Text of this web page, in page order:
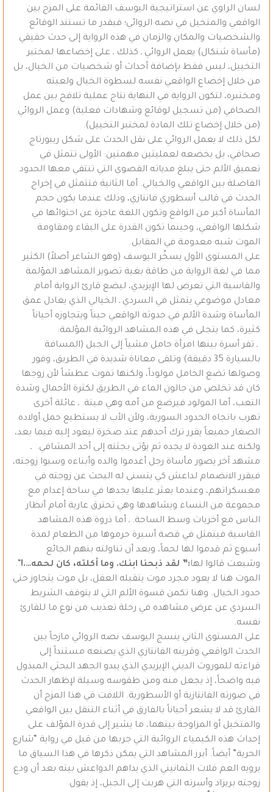
لسان الراوي عن استراتيجية اليوسف القائمة على المزج بين
الواقعي والمتخيل في نصه الروائي؛ فبقدر ما تستند الوقائع
والشخصيات والمكان والزمان في هذه الرواية إلى حدث حقيقي
(مأساة شنكال) يعمل الروائي ـ كذلك ـ على إخضاعها لمختبر
التخييل، ليس فقط بإضافة أحداث أو شخصيات من الخيال، بل
من خلال إخضاع الواقعي نفسه لسطوة الخيال ولعبته
ومختبره، لتكون الرواية في النهاية نتاج عملية تلاقح بين عمل
الصحافي (من تسجيل لوقائع وشهادات فعلية) وعمل الروائي
(من خلال إخضاع تلك المادة لمختبر التخييل).
لكل ذلك لا يعمل الروائي على نقل الحدث على شكل ريبورتاج
صحافي، بل يخضعه لعمليتين مهمتين: الأولى تتمثل في
تعميق الألم حتى يبلغ مدياته القصوى التي تنتفي معها الحدود
الفاصلة بين الواقعي والخيالي. أما الثانية فتتمثل في إخراج
الحدث في قالب أسطوري فانتازي، وذلك عندما يكون حجم
المأساة أكبر من الواقع وتكون اللغة عاجزة عن احتوائها في
شكلها الواقعي، وحينما تكون القدرة على البقاء ومقاومة
الموت شبه معدومة في المقابل.
على المستوى الأول يسخّر اليوسف (وهو الشاعر أصلاً) الكثير
مما في لغة الرواية من طاقة بغية تصوير المشاهد المؤلمة
والقاسية التي تعرض لها الإيزيدي، ليضع قارئ الرواية أمام
معادل موضوعي يتمثل في السردي ـ الخيالي الذي يعادل عمق
المأساة وشدة الألم في حدوثه الواقعي حيناً ويتجاوزه أحياناً
كثيرة، كما يتجلى في هذه المشاهد الروائية المؤلمة:
ـ تفر أسرة بينها امرأة حامل مشياً إلى الجبل (المسافة
بالسيارة 35 دقيقة) وتلقى معاناة شديدة في الطريق، وفور
وصولها تضع الحامل مولوداً، ولكنها تموت عطشاً لأن زوجها
كان قد تخلص من جالون الماء في الطريق لكثرة الأحمال وشدة
التعب، أما المولود فيرضع من أمه وهي ميتة. ـ عائلة أخرى
تهرب باتجاه الحدود السورية، ولأن الأب لا يستطيع حمل أولاده
الصغار جميعاً يقرر ترك أحدهم عند صخرة ليعود إليه فيما بعد،
ولكنه عند العودة لا يجده ثم يؤتى بجثته إلى أحد المشافي. ـ
مشهد آخر يصور مأساة رجل أعدموا والده وأبناءه وسبوا زوجته،
فيقرر الانضمام لداعش كي يتسنى له البحث عن زوجته في
معسكراتهم، وعندما يعثر عليها يجدها في ساحة إعدام مع
مجموعة من النساء ويشاهدها وهي تحترق عارية أمام أنظار
الناس مع أخريات وسط الساحة. ـ أما ذروة هذه المشاهد
القاسية فيتمثل في قصة أسيرة حرموها من الطعام لمدة
أسبوع ثم قدموا لها لحماً، وبعد أن تناولته بنهم الجائع
وشبعت قالوا لها:” لقد ذبحنا ابنك. وما أكلته، كان لحمه….! “.
الموت هنا لا يعود مجرد موت يتقبله العقل، بل موت يتجاوز حتى
حدود الخيال. وهنا تكمن قسوة الألم التي لا يتوقف الشريط
السردي عن عرض مشاهده في رحلة تعذيب من نوع ما للقارئ
نفسه.
على المستوى الثاني ينسج اليوسف نصه الروائي مازجاً بين
الحدث الواقعي وقرينه الفانتازي الذي يصنعه مستنداً إلى
قراءته للموروث الديني الإيزيدي الذي يبدو الجهد البحثي المبذول
فيه واضحاً، إذ يجعل منه ومن طقوسه وسيلة لإظهار الحدث
في صورته الفانتازية أو الأسطورية. اللافت في هذا المزج أن
القارئ قد لا يشعر أحياناً بالفارق في أثناء التنقل بين الواقعي
والمتخيل أو المزاوجة بينهما، ما يشير إلى قدرة المؤلف على
إحداث هذه الكيمياء الروائية التي جربها من قبل في رواية “شارع
الحرية” أيضاً. أبرز المشاهد التي يمكن ذكرها في هذا السياق ما
يرويه العم فلات الثمانيني الذي يداهم الدواعش بيته بعد أن ودع
زوجته بريزاد وأسرته التي هربت إلى الجبل، إذ يقول